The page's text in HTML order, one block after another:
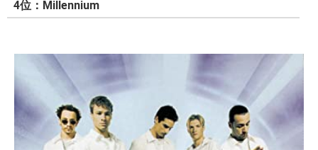
4位：Millennium